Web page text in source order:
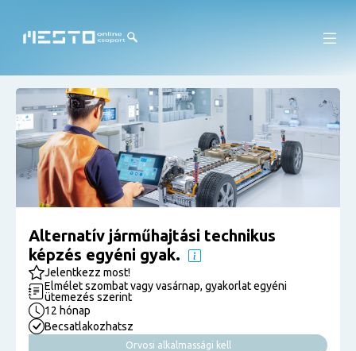
Alternatív járműhajtási technikus
képzés egyéni gyak.
Jelentkezz most!
Elmélet szombat vagy vasárnap, gyakorlat egyéni
ütemezés szerint
12 hónap
Becsatlakozhatsz
Orvosi alkalmassági kell